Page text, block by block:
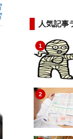
人気記事
1
2